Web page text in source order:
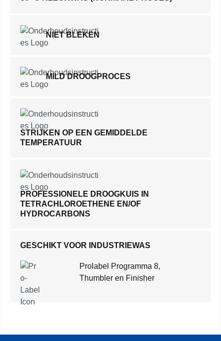
NIET BLEKEN
MILD DROOGPROCES
STRIJKEN OP EEN GEMIDDELDE
TEMPERATUUR
PROFESSIONELE DROOGKUIS IN
TETRACHLOROETHENE EN/OF
HYDROCARBONS
GESCHIKT VOOR INDUSTRIEWAS
Prolabel Programma 8,
Thumbler en Finisher